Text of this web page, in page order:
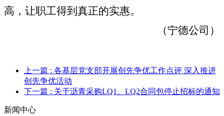
高，让职工得到真正的实惠。
（宁德公司）
上一篇 : 各基层党支部开展创先争优工作点评 深入推进
创先争优活动
下一篇 : 关于沥青采购LQ1、LQ2合同包停止招标的通知
新闻中心